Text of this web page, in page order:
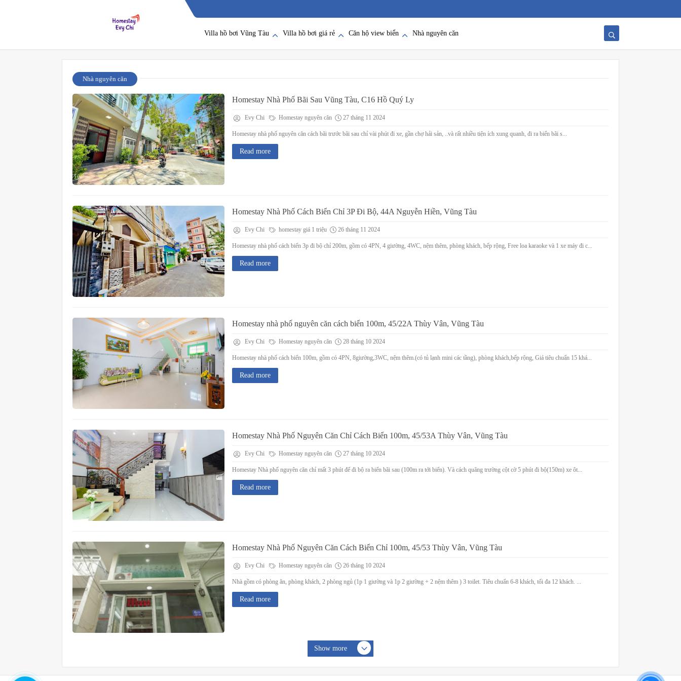
Villa hồ bơi Vũng Tàu Villa hồ bơi giá rẻ Căn hộ view biển Nhà nguyên căn
Nhà nguyên căn
Homestay Nhà Phố Bãi Sau Vũng Tàu, C16 Hồ Quý Ly
Evy Chi Homestay nguyên căn 27 tháng 11 2024
Homestay nhà phố nguyên căn cách bãi trước bãi sau chỉ vài phút đi xe, gần chợ hải sản, ..và rất nhiều tiện ích xung quanh, đi ra biển bãi s...
Read more
Homestay Nhà Phố Cách Biển Chỉ 3P Đi Bộ, 44A Nguyễn Hiền, Vũng Tàu
Evy Chi homestay giá 1 triệu 26 tháng 11 2024
Homestay nhà phố cách biển 3p đi bộ chỉ 200m, gồm có 4PN, 4 giường, 4WC, nệm thêm, phòng khách, bếp rộng, Free loa karaoke và 1 xe máy đi c...
Read more
Homestay nhà phố nguyên căn cách biển 100m, 45/22A Thùy Vân, Vũng Tàu
Evy Chi Homestay nguyên căn 28 tháng 10 2024
Homestay nhà phố cách biển 100m, gồm có 4PN, 8giường,3WC, nệm thêm.(có tủ lạnh mini các tầng), phòng khách,bếp rộng, Giá tiêu chuẩn 15 khá...
Read more
Homestay Nhà Phố Nguyên Căn Chỉ Cách Biển 100m, 45/53A Thùy Vân, Vũng Tàu
Evy Chi Homestay nguyên căn 27 tháng 10 2024
Homestay Nhà phố nguyên căn chỉ mất 3 phút để đi bộ ra biển bãi sau (100m ra tới biển). Và cách quãng trường cột cờ 5 phút đi bộ(150m) xe ôt...
Read more
Homestay Nhà Phố Nguyên Căn Cách Biển Chỉ 100m, 45/53 Thùy Vân, Vũng Tàu
Evy Chi Homestay nguyên căn 26 tháng 10 2024
Nhà gồm có phòng ăn, phòng khách, 2 phòng ngủ (1p 1 giường và 1p 2 giường + 2 nệm thêm ) 3 toilet. Tiêu chuẩn 6-8 khách, tối đa 12 khách. ...
Read more
Show more